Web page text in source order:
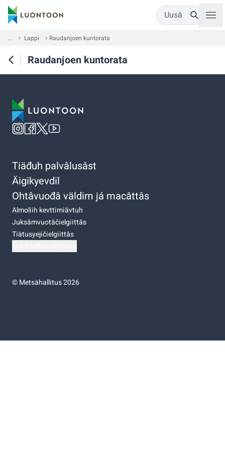
Uusâ
... Lappi Raudanjoen kuntorata
Raudanjoen kuntorata
Tiäđuh palvâlusâst
Äigikyevdil
Ohtâvuođâ väldim já macâttâs
Almoliih kevttimiävtuh
Juksâmvuotâčielgiittâs
Tiätusyejičielgiittâs
©Metsähallitus 2026